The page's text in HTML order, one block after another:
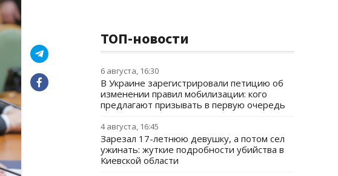
ТОП-новости
6 августа, 16:30
В Украине зарегистрировали петицию об
изменении правил мобилизации: кого
предлагают призывать в первую очередь
4 августа, 16:45
Зарезал 17-летнюю девушку, а потом сел
ужинать: жуткие подробности убийства в
Киевской области